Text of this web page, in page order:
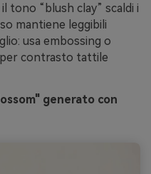
tono “blush clay” scaldi i
mantiene leggibili
usa embossing o
per contrasto tattile
generato con